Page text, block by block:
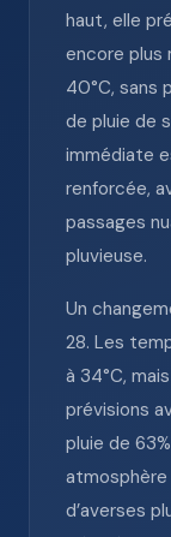
haut, elle
encore plus
40°C, sans
de pluie de
immédiate
renforcée,
passages
pluvieuse.
Un
28. Les
à 34°C,
prévisions
pluie de
atmosphère
d’averses